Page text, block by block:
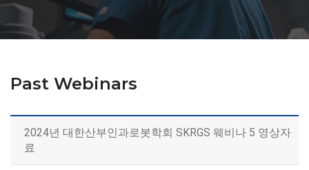
Past Webinars
2024년 대한산부인과로봇학회 SKRGS 웨비나 5 영상자
료